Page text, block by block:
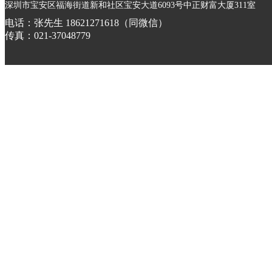
深圳市宝安区福海街道新和社区宝安大道6093号中正财富大厦311室
电话：张先生 18621271618（同微信）
传真：021-37048779